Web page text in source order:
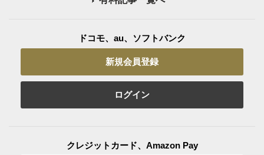
ドコモ、au、ソフトバンク
新規会員登録
ログイン
クレジットカード、Amazon Pay